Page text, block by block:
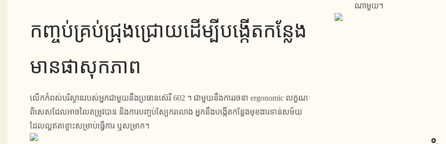
ណាមួយ។
កញ្ចប់​គ្រប់​ជ្រុងជ្រោយ​ដើម្បី​បង្កើត​កន្លែង​
មាន​ផាសុកភាព
លើកកំពស់បរិស្ថានរបស់អ្នកជាមួយនឹងប្រធានស៊េរី 602 ។ ជាមួយនឹងការរចនា ergonomic លក្ខណៈ
ពិសេសដែលអាចលៃតម្រូវបាន និងការបញ្ចប់ស្បែករលោង អ្នកនឹងបង្កើតកន្លែងមុខងារទាន់សម័យ
ដែលល្អឥតខ្ចោះសម្រាប់ធ្វើការ ឬសម្រាក។